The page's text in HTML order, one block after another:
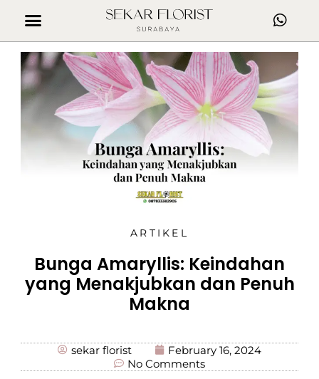
ARTIKEL
Bunga Amaryllis: Keindahan
yang Menakjubkan dan Penuh
Makna
sekar florist
February 16, 2024
No Comments